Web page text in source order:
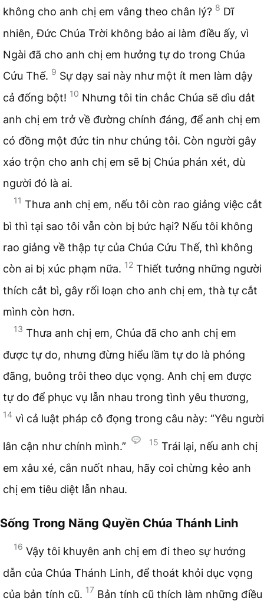
không cho anh chị em vâng theo chân lý? 8 Dĩ
nhiên, Đức Chúa Trời không bảo ai làm điều ấy, vì
Ngài đã cho anh chị em hưởng tự do trong Chúa
Cứu Thế. 9 Sự dạy sai này như một ít men làm dậy
cả đống bột! 10 Nhưng tôi tin chắc Chúa sẽ dìu dắt
anh chị em trở về đường chính đáng, để anh chị em
có đồng một đức tin như chúng tôi. Còn người gây
xáo trộn cho anh chị em sẽ bị Chúa phán xét, dù
người đó là ai.
11 Thưa anh chị em, nếu tôi còn rao giảng việc cắt
bì thì tại sao tôi vẫn còn bị bức hại? Nếu tôi không
rao giảng về thập tự của Chúa Cứu Thế, thì không
còn ai bị xúc phạm nữa. 12 Thiết tưởng những người
thích cắt bì, gây rối loạn cho anh chị em, thà tự cắt
mình còn hơn.
13 Thưa anh chị em, Chúa đã cho anh chị em
được tự do, nhưng đừng hiểu lầm tự do là phóng
đãng, buông trôi theo dục vọng. Anh chị em được
tự do để phục vụ lẫn nhau trong tình yêu thương,
14 vì cả luật pháp cô đọng trong câu này: “Yêu người
lân cận như chính mình.” 15 Trái lại, nếu anh chị
em xâu xé, cắn nuốt nhau, hãy coi chừng kẻo anh
chị em tiêu diệt lẫn nhau.
Sống Trong Năng Quyền Chúa Thánh Linh
16 Vậy tôi khuyên anh chị em đi theo sự hướng
dẫn của Chúa Thánh Linh, để thoát khỏi dục vọng
của bản tính cũ. 17 Bản tính cũ thích làm những điều